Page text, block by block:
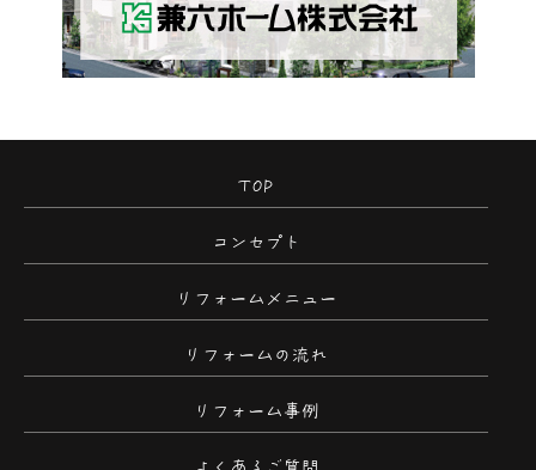
TOP
コンセプト
リフォームメニュー
リフォームの流れ
リフォーム事例